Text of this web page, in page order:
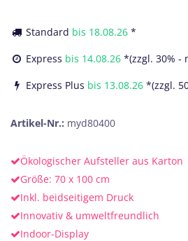
Standard bis 18.08.26 *
Express bis 14.08.26 *(zzgl. 30% -
Express Plus bis 13.08.26 *(zzgl.
Artikel-Nr.: myd80400
Ökologischer Aufsteller aus Karton
Größe: 70 x 100 cm
Inkl. beidseitigem Druck
Innovativ & umweltfreundlich
Indoor-Display